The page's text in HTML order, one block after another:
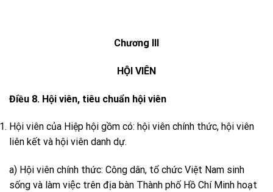
Chương III
HỘI VIÊN
Điều 8. Hội viên, tiêu chuẩn hội viên
Hội viên của Hiệp hội gồm có: hội viên chính thức, hội viên
liên kết và hội viên danh dự.
a) Hội viên chính thức: Công dân, tổ chức Việt Nam sinh
sống và làm việc trên địa bàn Thành phố Hồ Chí Minh hoạt